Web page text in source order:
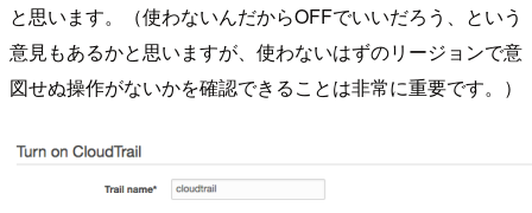
と思います。（使わないんだからOFFでいいだろう、という
意見もあるかと思いますが、使わないはずのリージョンで意
図せぬ操作がないかを確認できることは非常に重要です。）